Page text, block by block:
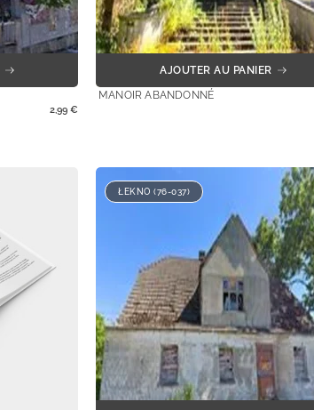
2,99 €
AJOUTER AU PANIER
MANOIR ABANDONNÉ
ŁEKNO (76-037)